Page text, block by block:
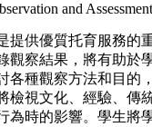
and Assessment
提供優質托育服務的
觀察結果，將有助於
各種觀察方法和目的
檢視文化、經驗、傳
為時的影響。學生將